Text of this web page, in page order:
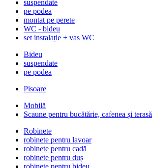
suspendate
pe podea
montat pe perete
WC - bideu
set instalație + vas WC
Bideu
suspendate
pe podea
Pisoare
Mobilă
Scaune pentru bucătărie, cafenea și terasă
Robinete
robinete pentru lavoar
robinete pentru cadă
robinete pentru duș
robinete pentru bideu